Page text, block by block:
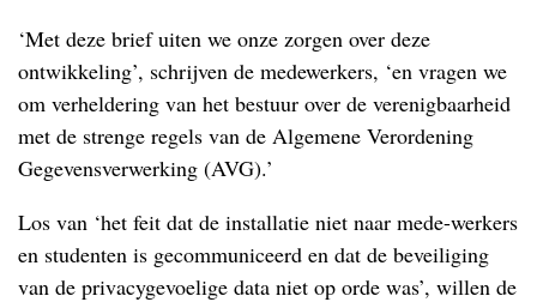
‘Met deze brief uiten we onze zorgen over deze
ontwikkeling’, schrijven de medewerkers, ‘en vragen we
om verheldering van het bestuur over de verenigbaarheid
met de strenge regels van de Algemene Verordening
Gegevensverwerking (AVG).’
Los van ‘het feit dat de installatie niet naar mede-werkers
en studenten is gecommuniceerd en dat de beveiliging
van de privacygevoelige data niet op orde was’, willen de